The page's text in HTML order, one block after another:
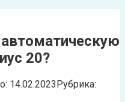
20?
14.02.2023Рубрика: